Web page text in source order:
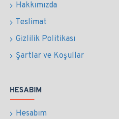
Hakkımızda
Teslimat
Gizlilik Politikası
Şartlar ve Koşullar
HESABIM
Hesabım